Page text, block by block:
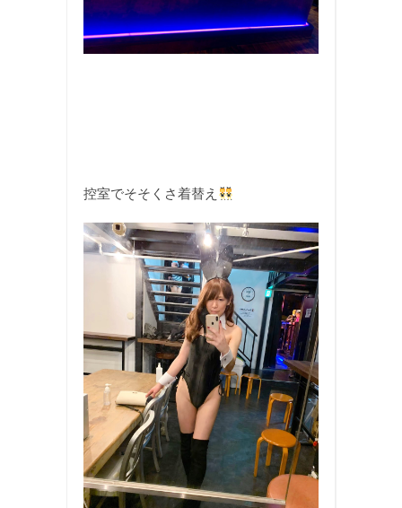
控室でそそくさ着替え